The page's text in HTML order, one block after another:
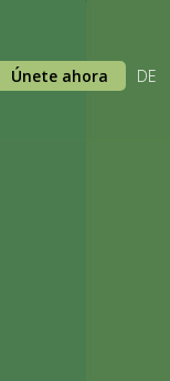
Únete ahora DE